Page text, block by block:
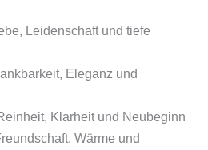
Leidenschaft und tiefe
Eleganz und
Klarheit und Neubeginn
Wärme und